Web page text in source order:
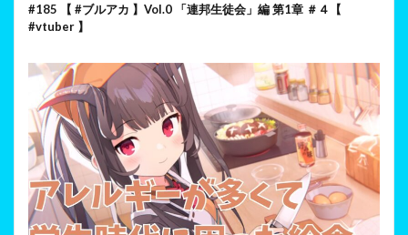
#185 【 #ブルアカ 】Vol.0 「連邦生徒会」編 第1章 ＃４【
#vtuber 】